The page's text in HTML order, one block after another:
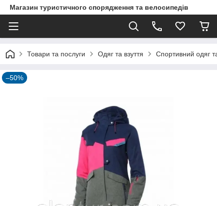
Магазин туристичного спорядження та велосипедів
Товари та послуги Одяг та взуття Спортивний одяг
–50%